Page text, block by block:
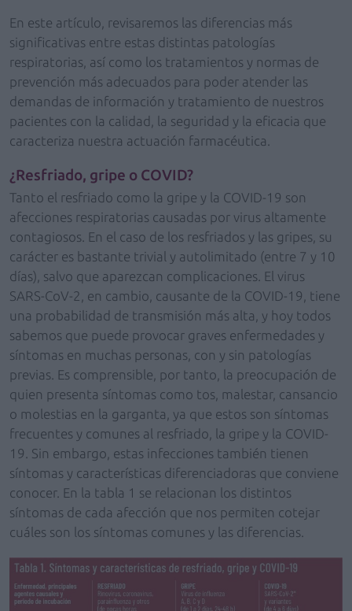
En este artículo, revisaremos las diferencias más
significativas entre estas distintas patologías
respiratorias, así como los tratamientos y normas de
prevención más adecuados para poder atender las
demandas de información y tratamiento de nuestros
pacientes con la calidad, la seguridad y la eficacia que
caracteriza nuestra actuación farmacéutica.
¿Resfriado, gripe o COVID?
Tanto el resfriado como la gripe y la COVID-19 son
afecciones respiratorias causadas por virus altamente
contagiosos. En el caso de los resfriados y las gripes, su
carácter es bastante trivial y autolimitado (entre 7 y 10
días), salvo que aparezcan complicaciones. El virus
SARS-CoV-2, en cambio, causante de la COVID-19, tiene
una probabilidad de transmisión más alta, y hoy todos
sabemos que puede provocar graves enfermedades y
síntomas en muchas personas, con y sin patologías
previas. Es comprensible, por tanto, la preocupación de
quien presenta síntomas como tos, malestar, cansancio
o molestias en la garganta, ya que estos son síntomas
frecuentes y comunes al resfriado, la gripe y la COVID-
19. Sin embargo, estas infecciones también tienen
síntomas y características diferenciadoras que conviene
conocer. En la tabla 1 se relacionan los distintos
síntomas de cada afección que nos permiten cotejar
cuáles son los síntomas comunes y las diferencias.